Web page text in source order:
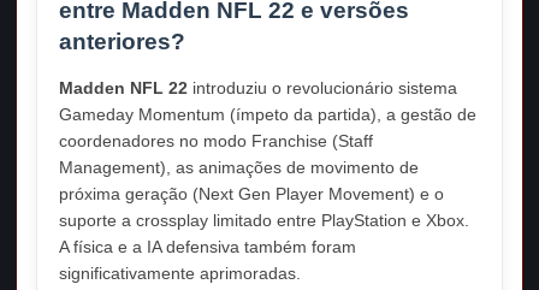
entre Madden NFL 22 e versões
anteriores?
Madden NFL 22 introduziu o revolucionário sistema
Gameday Momentum (ímpeto da partida), a gestão de
coordenadores no modo Franchise (Staff
Management), as animações de movimento de
próxima geração (Next Gen Player Movement) e o
suporte a crossplay limitado entre PlayStation e Xbox.
A física e a IA defensiva também foram
significativamente aprimoradas.